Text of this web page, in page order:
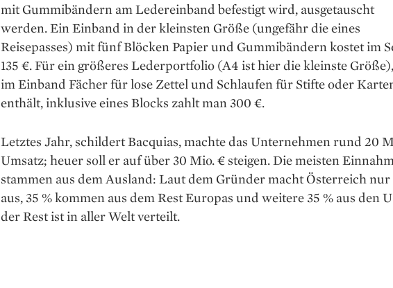
mit Gummibändern am Ledereinband befestigt wird, ausgetauscht
werden. Ein Einband in der kleinsten Größe (ungefähr die eines
Reisepasses) mit fünf Blöcken Papier und Gummibändern kostet im
135 €. Für ein größeres Lederportfolio (A4 ist hier die kleinste
im Einband Fächer für lose Zettel und Schlaufen für Stifte oder
enthält, inklusive eines Blocks zahlt man 300 €.
Letztes Jahr, schildert Bacquias, machte das Unter­nehmen rund 20
Umsatz; heuer soll er auf über 30 Mio. € steigen. Die meisten
stammen aus dem Ausland: Laut dem Gründer macht Österreich nur
aus, 35 % kommen aus dem Rest Europas und ­weitere 35 % aus den
der Rest ist in aller Welt verteilt.